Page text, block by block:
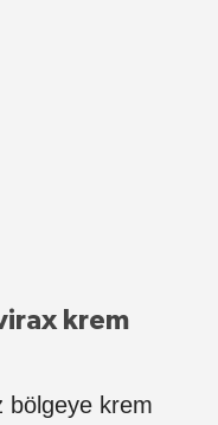
krem
bölgeye krem